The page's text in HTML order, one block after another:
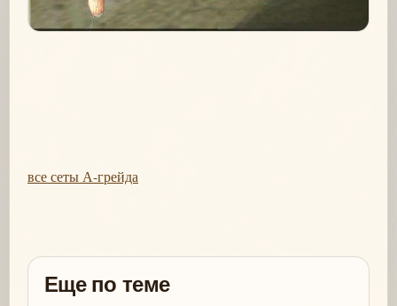
все сеты А-грейда
Еще по теме